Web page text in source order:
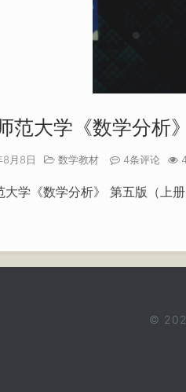
范大学《数学分析
月8日 数学教材 4条评论
大学《数学分析》 第五版（
©